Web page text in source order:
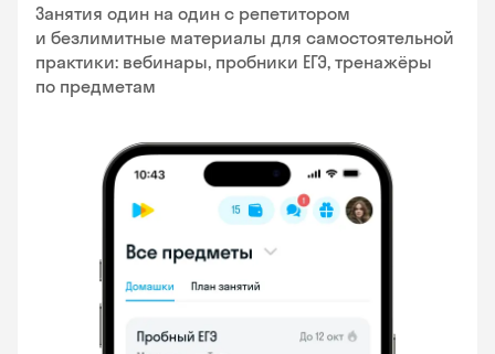
Занятия один на один с репетитором
и безлимитные материалы для самостоятельной
практики: вебинары, пробники ЕГЭ, тренажёры
по предметам